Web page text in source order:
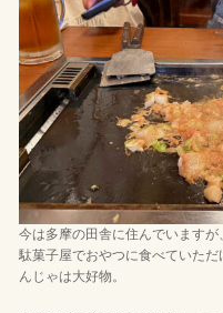
今は多摩の田舎に住んでいますが
駄菓子屋でおやつに食べていた
んじゃは大好物。